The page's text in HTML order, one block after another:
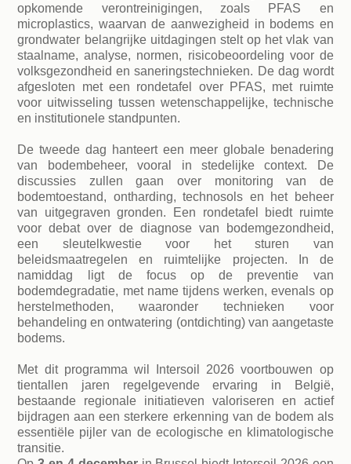
opkomende verontreinigingen, zoals PFAS en
microplastics, waarvan de aanwezigheid in bodems en
grondwater belangrijke uitdagingen stelt op het vlak van
staalname, analyse, normen, risicobeoordeling voor de
volksgezondheid en saneringstechnieken. De dag wordt
afgesloten met een rondetafel over PFAS, met ruimte
voor uitwisseling tussen wetenschappelijke, technische
en institutionele standpunten.
De tweede dag hanteert een meer globale benadering
van bodembeheer, vooral in stedelijke context. De
discussies zullen gaan over monitoring van de
bodemtoestand, ontharding, technosols en het beheer
van uitgegraven gronden. Een rondetafel biedt ruimte
voor debat over de diagnose van bodemgezondheid,
een sleutelkwestie voor het sturen van
beleidsmaatregelen en ruimtelijke projecten. In de
namiddag ligt de focus op de preventie van
bodemdegradatie, met name tijdens werken, evenals op
herstelmethoden, waaronder technieken voor
behandeling en ontwatering (ontdichting) van aangetaste
bodems.
Met dit programma wil Intersoil 2026 voortbouwen op
tientallen jaren regelgevende ervaring in België,
bestaande regionale initiatieven valoriseren en actief
bijdragen aan een sterkere erkenning van de bodem als
essentiële pijler van de ecologische en klimatologische
transitie.